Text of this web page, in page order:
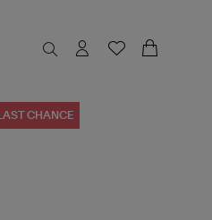
LAST CHANCE